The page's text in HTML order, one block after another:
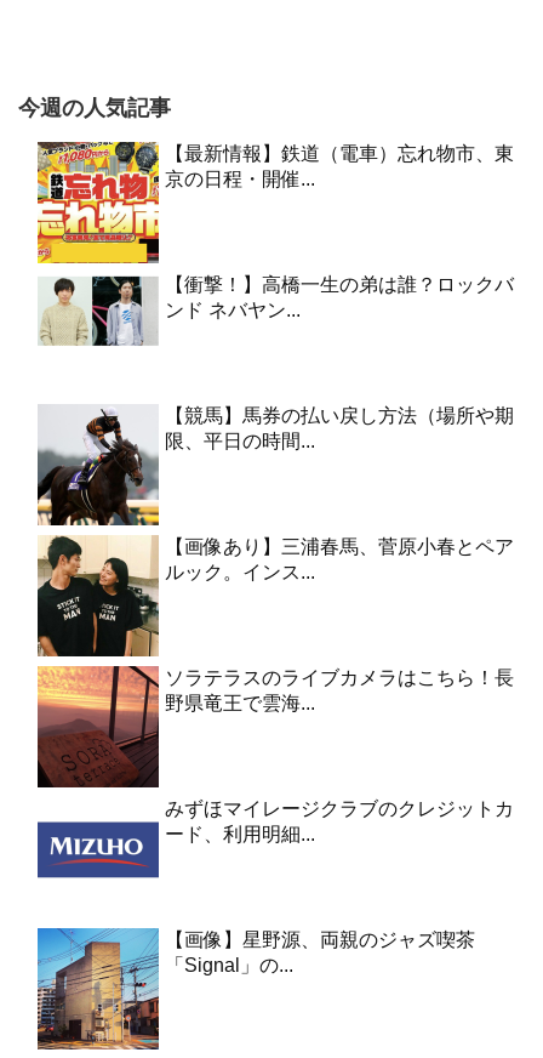
今週の人気記事
【最新情報】鉄道（電車）忘れ物市、東
京の日程・開催...
【衝撃！】高橋一生の弟は誰？ロックバ
ンド ネバヤン...
【競馬】馬券の払い戻し方法（場所や期
限、平日の時間...
【画像あり】三浦春馬、菅原小春とペア
ルック。インス...
ソラテラスのライブカメラはこちら！長
野県竜王で雲海...
みずほマイレージクラブのクレジットカ
ード、利用明細...
【画像】星野源、両親のジャズ喫茶
「Signal」の...